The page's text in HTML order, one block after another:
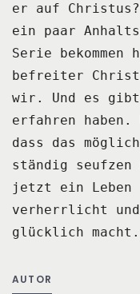
er auf Christus?
ein paar
Serie bekommen
befreiter
wir.
Und es
erfahren haben.
dass das
ständig seufzen
jetzt
ein Leben
verherrlicht
glücklich macht.
AUTOR